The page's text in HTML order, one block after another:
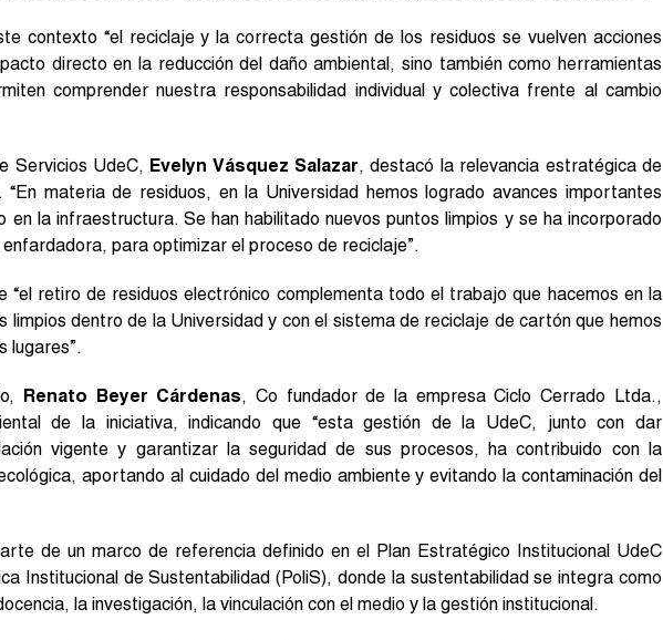
contexto “el reciclaje y la correcta gestión de los residuos se vuelven acciones
directo en la reducción del daño ambiental, sino también como herramientas
comprender nuestra responsabilidad individual y colectiva frente al cambio
Servicios UdeC, Evelyn Vásquez Salazar, destacó la relevancia estratégica de
materia de residuos, en la Universidad hemos logrado avances importantes
en la infraestructura. Se han habilitado nuevos puntos limpios y se ha incorporado
para optimizar el proceso de reciclaje”.
“el retiro de residuos electrónico complementa todo el trabajo que hacemos en la
limpios dentro de la Universidad y con el sistema de reciclaje de cartón que hemos
lugares”.
Renato Beyer Cárdenas, Co fundador de la empresa Ciclo Cerrado Ltda.,
de la iniciativa, indicando que “esta gestión de la UdeC, junto con dar
vigente y garantizar la seguridad de sus procesos, ha contribuido con la
aportando al cuidado del medio ambiente y evitando la contaminación del
de un marco de referencia definido en el Plan Estratégico Institucional UdeC
Institucional de Sustentabilidad (PoliS), donde la sustentabilidad se integra como
la investigación, la vinculación con el medio y la gestión institucional.